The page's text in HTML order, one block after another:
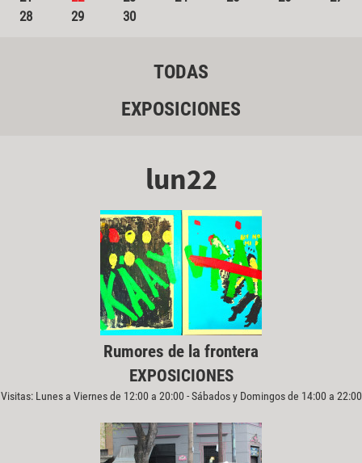
28
29 30
TODAS
EXPOSICIONES
lun22
Rumores de la frontera
EXPOSICIONES
Visitas: Lunes a Viernes de 12:00 a 20:00 - Sábados y Domingos de 14:00 a 22:00